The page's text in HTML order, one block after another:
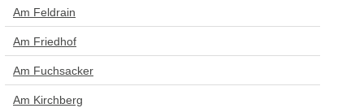
Am Feldrain
Am Friedhof
Am Fuchsacker
Am Kirchberg